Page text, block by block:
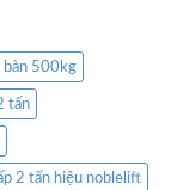
bàn 500kg
tấn
2 tấn hiệu noblelift